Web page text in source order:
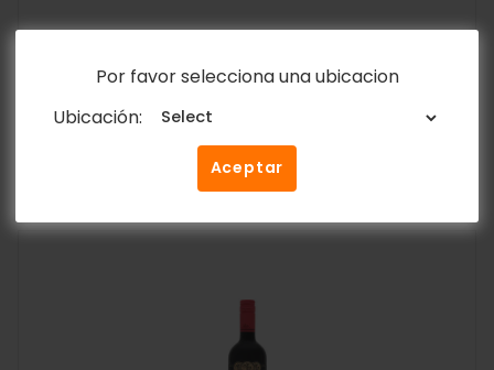
Por favor selecciona una ubicacion
Ubicación:
Aceptar
Cerveza Cristal Lata 355ml
Y&D Ricos
Añadir al carrito